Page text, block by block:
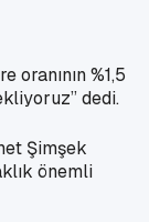
oranının %1,5
dedi.
Şimşek